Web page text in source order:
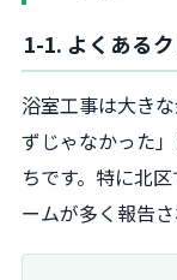
1-1. よくある
浴室工事は大き
ずじゃなかった
ちです。特に北
ームが多く報告さ